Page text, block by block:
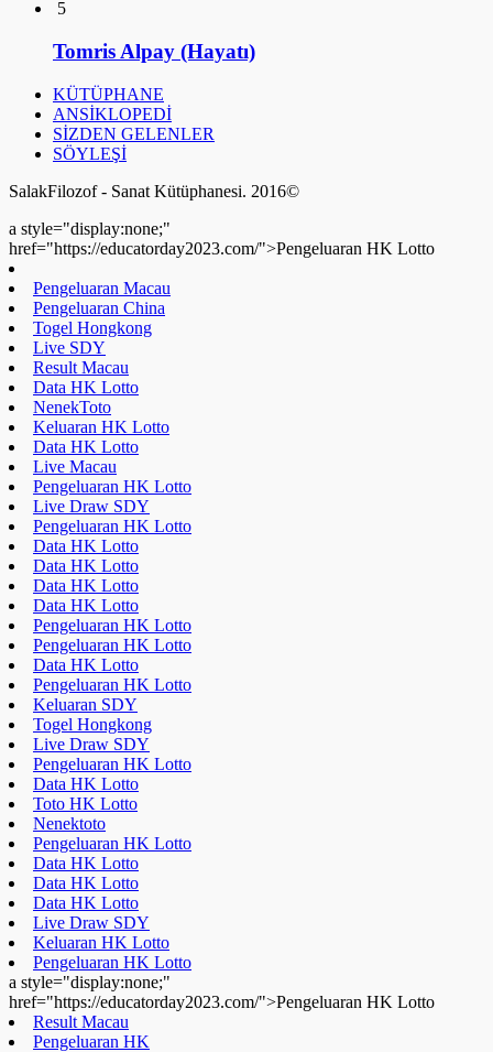
5
Tomris Alpay (Hayatı)
KÜTÜPHANE
ANSİKLOPEDİ
SİZDEN GELENLER
SÖYLEŞİ
SalakFilozof - Sanat Kütüphanesi. 2016©
a style="display:none;"
href="https://educatorday2023.com/">Pengeluaran HK Lotto
Pengeluaran Macau
Pengeluaran China
Togel Hongkong
Live SDY
Result Macau
Data HK Lotto
NenekToto
Keluaran HK Lotto
Data HK Lotto
Live Macau
Pengeluaran HK Lotto
Live Draw SDY
Pengeluaran HK Lotto
Data HK Lotto
Data HK Lotto
Data HK Lotto
Data HK Lotto
Pengeluaran HK Lotto
Pengeluaran HK Lotto
Data HK Lotto
Pengeluaran HK Lotto
Keluaran SDY
Togel Hongkong
Live Draw SDY
Pengeluaran HK Lotto
Data HK Lotto
Toto HK Lotto
Nenektoto
Pengeluaran HK Lotto
Data HK Lotto
Data HK Lotto
Data HK Lotto
Live Draw SDY
Keluaran HK Lotto
Pengeluaran HK Lotto
a style="display:none;"
href="https://educatorday2023.com/">Pengeluaran HK Lotto
Result Macau
Pengeluaran HK